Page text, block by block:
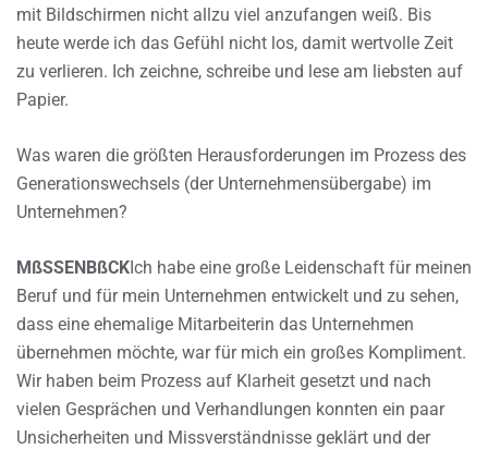
mit Bildschirmen nicht allzu viel anzufangen weiß. Bis
heute werde ich das Gefühl nicht los, damit wertvolle Zeit
zu verlieren. Ich zeichne, schreibe und lese am liebsten auf
Papier.
Was waren die größten Herausforderungen im Prozess des
Generationswechsels (der Unternehmensübergabe) im
Unternehmen?
MßSSENBßCKIch habe eine große Leidenschaft für meinen
Beruf und für mein Unternehmen entwickelt und zu sehen,
dass eine ehemalige Mitarbeiterin das Unternehmen
übernehmen möchte, war für mich ein großes Kompliment.
Wir haben beim Prozess auf Klarheit gesetzt und nach
vielen Gesprächen und Verhandlungen konnten ein paar
Unsicherheiten und Missverständnisse geklärt und der